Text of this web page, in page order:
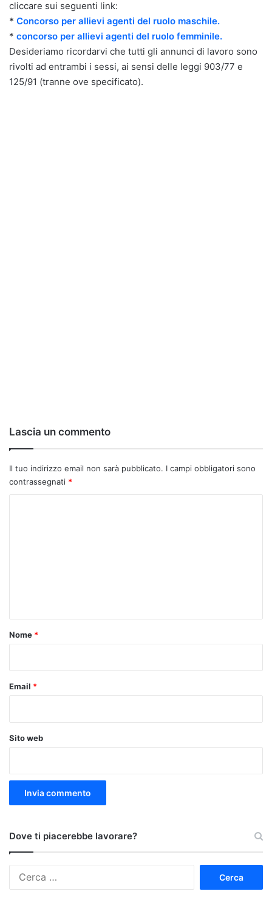
cliccare sui seguenti link:
* Concorso per allievi agenti del ruolo maschile.
* concorso per allievi agenti del ruolo femminile.
Desideriamo ricordarvi che tutti gli annunci di lavoro sono
rivolti ad entrambi i sessi, ai sensi delle leggi 903/77 e
125/91 (tranne ove specificato).
Lascia un commento
Il tuo indirizzo email non sarà pubblicato. I campi obbligatori sono
contrassegnati *
o
Nome *
Email *
Sito web
Dove ti piacerebbe lavorare?